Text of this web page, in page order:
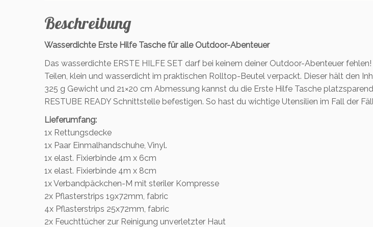
Beschreibung
Wasserdichte Erste Hilfe Tasche für alle Outdoor-Abenteuer
Das wasserdichte ERSTE HILFE SET darf bei keinem deiner Outdoor-Abenteuer
Teilen, klein und wasserdicht im praktischen Rolltop-Beutel verpackt. Dieser hält den
325 g Gewicht und 21×20 cm Abmessung kannst du die Erste Hilfe Tasche
RESTUBE READY Schnittstelle befestigen. So hast du wichtige Utensilien im Fall der
Lieferumfang:
1x Rettungsdecke
1x Paar Einmalhandschuhe, Vinyl.
1x elast. Fixierbinde 4m x 6cm
1x elast. Fixierbinde 4m x 8cm
1x Verbandpäckchen-M mit steriler Kompresse
2x Pflasterstrips 19x72mm, fabric
4x Pflasterstrips 25x72mm, fabric
2x Feuchttücher zur Reinigung unverletzter Haut